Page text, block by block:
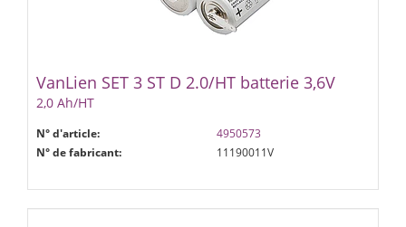
VanLien SET 3 ST D 2.0/HT batterie 3,6V
2,0 Ah/HT
N° d'article:
4950573
N° de fabricant:
11190011V